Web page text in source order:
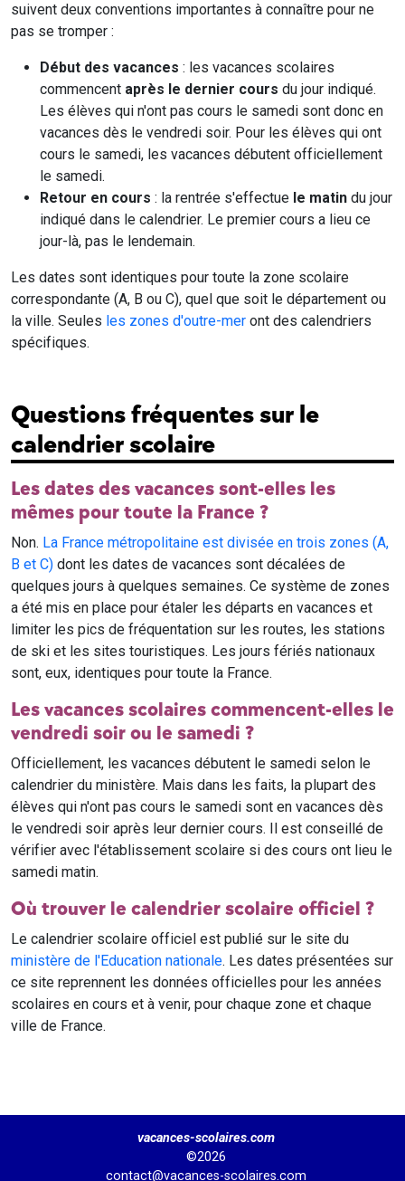
suivent deux conventions importantes à connaître pour ne
pas se tromper :
Début des vacances : les vacances scolaires
commencent après le dernier cours du jour indiqué.
Les élèves qui n'ont pas cours le samedi sont donc en
vacances dès le vendredi soir. Pour les élèves qui ont
cours le samedi, les vacances débutent officiellement
le samedi.
Retour en cours : la rentrée s'effectue le matin du jour
indiqué dans le calendrier. Le premier cours a lieu ce
jour-là, pas le lendemain.
Les dates sont identiques pour toute la zone scolaire
correspondante (A, B ou C), quel que soit le département ou
la ville. Seules les zones d'outre-mer ont des calendriers
spécifiques.
Questions fréquentes sur le
calendrier scolaire
Les dates des vacances sont-elles les
mêmes pour toute la France ?
Non. La France métropolitaine est divisée en trois zones (A,
B et C) dont les dates de vacances sont décalées de
quelques jours à quelques semaines. Ce système de zones
a été mis en place pour étaler les départs en vacances et
limiter les pics de fréquentation sur les routes, les stations
de ski et les sites touristiques. Les jours fériés nationaux
sont, eux, identiques pour toute la France.
Les vacances scolaires commencent-elles le
vendredi soir ou le samedi ?
Officiellement, les vacances débutent le samedi selon le
calendrier du ministère. Mais dans les faits, la plupart des
élèves qui n'ont pas cours le samedi sont en vacances dès
le vendredi soir après leur dernier cours. Il est conseillé de
vérifier avec l'établissement scolaire si des cours ont lieu le
samedi matin.
Où trouver le calendrier scolaire officiel ?
Le calendrier scolaire officiel est publié sur le site du
ministère de l'Education nationale. Les dates présentées sur
ce site reprennent les données officielles pour les années
scolaires en cours et à venir, pour chaque zone et chaque
ville de France.
vacances-scolaires.com
©2026
contact@vacances-scolaires.com